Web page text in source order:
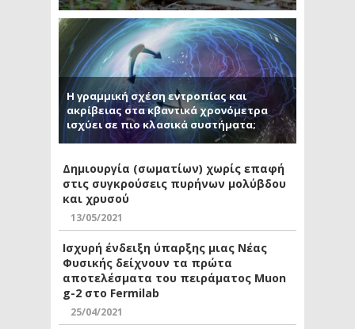
Η γραμμική σχέση εντροπίας και
ακρίβειας στα κβαντικά χρονόμετρα
ισχύει σε πιο κλασικά συστήματα;
Δημιουργία (σωματίων) χωρίς επαφή
στις συγκρούσεις πυρήνων μολύβδου
και χρυσού
13/05/2021
Ισχυρή ένδειξη ύπαρξης μιας Νέας
Φυσικής δείχνουν τα πρώτα
αποτελέσματα του πειράματος Muon
g-2 στο Fermilab
25/04/2021